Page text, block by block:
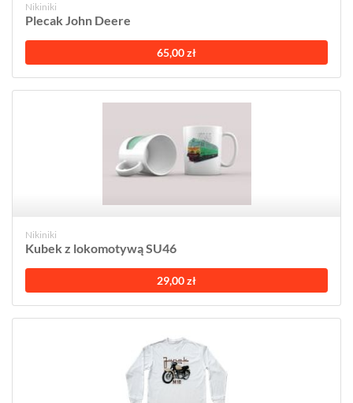
Nikiniki
Plecak John Deere
65,00 zł
Nikiniki
Kubek z lokomotywą SU46
29,00 zł